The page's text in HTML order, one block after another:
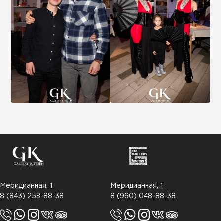
Меридианная, 1
8 (843) 258-88-38
Меридианная, 1
8 (960) 048-88-38